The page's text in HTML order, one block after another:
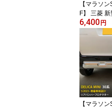
【マラソ
F】 三菱
30系 2023
ド ドアミ
アミラーカ
止 保護 ス
面仕上げ
ツ アクセ
アップ
装 2P 6430
6,400 円
【マラソ